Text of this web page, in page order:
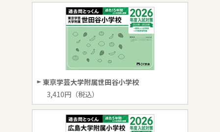
東京学芸大学附属世田谷小学校
3,410円（税込）